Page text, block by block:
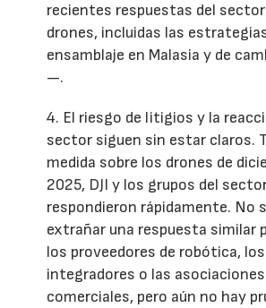
recientes respuestas del
drones, incluidas las
ensamblaje en Malasia y de
—.
4. El riesgo de litigios y la
sector siguen sin estar claros.
medida sobre los drones de
2025, DJI y los grupos del
respondieron rápidamente. No
extrañar una respuesta similar
los proveedores de robótica, los
integradores o las asociaciones
comerciales, pero aún no hay